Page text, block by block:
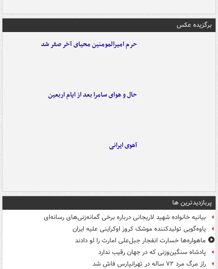
برگزیده عکس
حرم امیرالمومنین محیای آخر صفر شد
حال و هوای سامرا بعد از ایام اربعین
آهوی ایرانی
پربازدیدترین ها
بیانیه خانواده شهید لاریجانی درباره برخی گمانه‌زنی‌های رسانه‌ای
یاوه‌گویی تولیدکننده موشک کروز اوکراینی علیه ایران
ماهواره‌ها خسارت انفجار جبل‌علی امارت را لو دادند
پادشاه سنگین‌وزنی که در جهان رقیب ندارد
راز مرگ مرد ۷۲ ساله در تهرانپارس فاش شد